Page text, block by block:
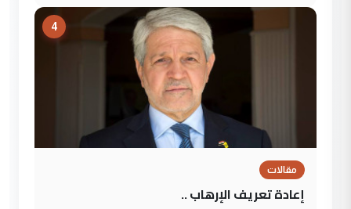
4
مقالات
إعادة تعريف الإرهاب ..